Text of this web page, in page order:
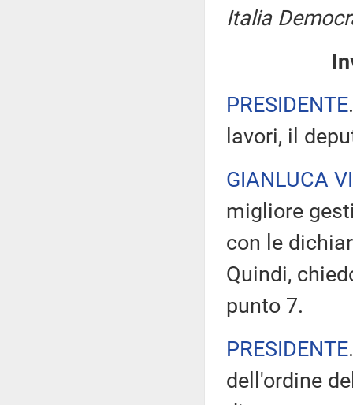
Italia
PRESIDENTE
lavori, il
GIANLUCA
migliore
con le
Quindi,
punto 7.
PRESIDENTE
dell'ordine